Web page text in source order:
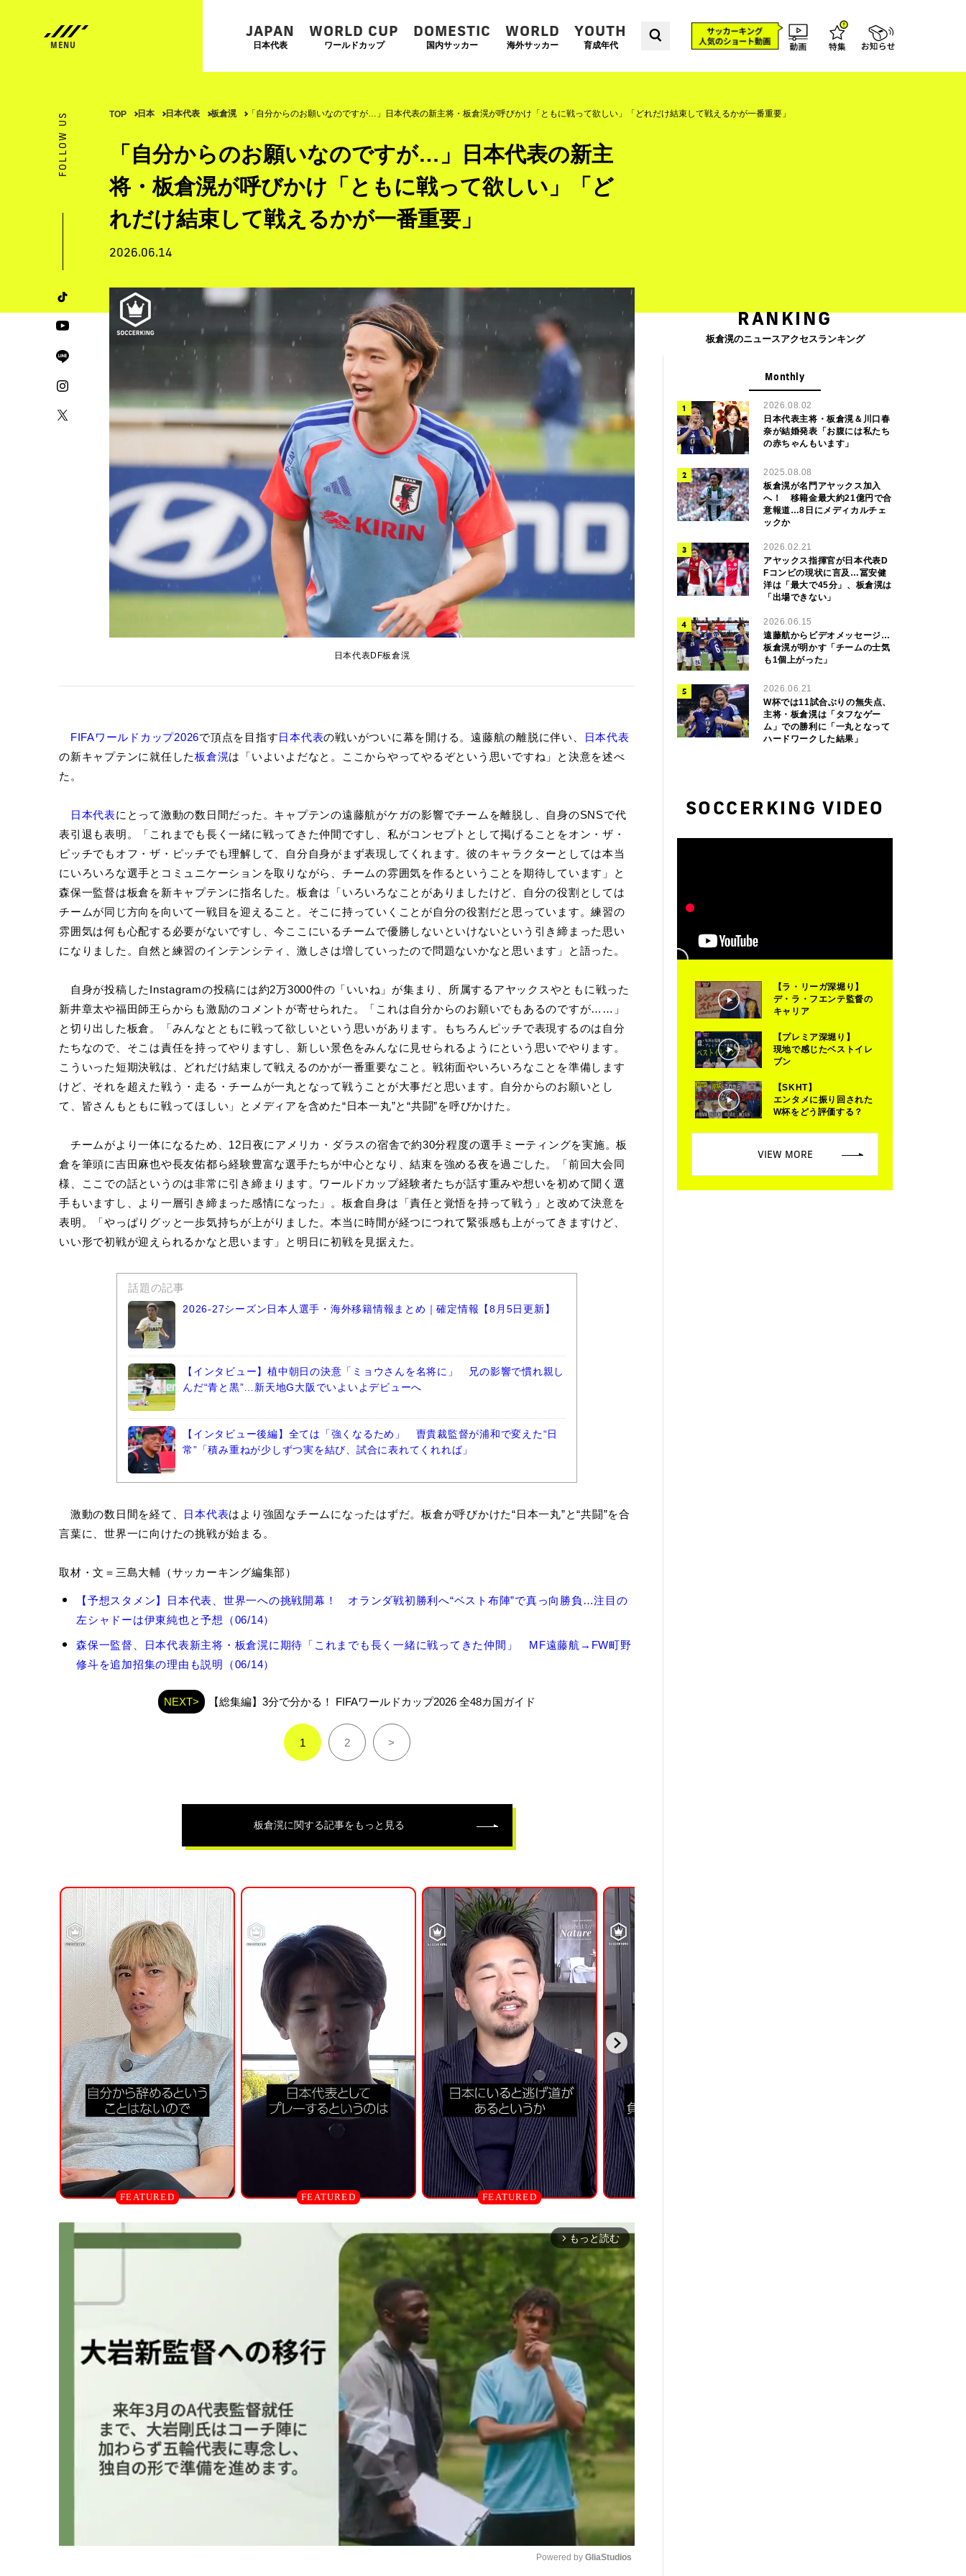
JAPAN
日本代表
WORLD CUP
ワールドカップ
DOMESTIC
国内サッカー
WORLD
海外サッカー
YOUTH
育成年代
FOLLOW US TOP 日本 日本代表 板倉滉 「自分からのお願いなのですが…」日本代表の新主将・板倉滉が呼びかけ「ともに戦って欲しい」「どれだけ結束して戦えるかが一番重要」
「自分からのお願いなのですが…」日本代表の新主
将・板倉滉が呼びかけ「ともに戦って欲しい」「ど
れだけ結束して戦えるかが一番重要」
2026.06.14
日本代表DF板倉滉
FIFAワールドカップ2026で頂点を目指す日本代表の戦いがついに幕を開ける。遠藤航の離脱に伴い、
日本代表
の新キャプテンに就任した板倉滉は「いよいよだなと。ここからやってやるぞという思いですね」と決意を述べ
た。
日本代表にとって激動の数日間だった。キャプテンの遠藤航がケガの影響でチームを離脱し、自身のSNSで代
表引退も表明。「これまでも長く一緒に戦ってきた仲間ですし、私がコンセプトとして掲げることをオン・ザ・
ピッチでもオフ・ザ・ピッチでも理解して、自分自身がまず表現してくれます。彼のキャラクターとしては本当
にいろいろな選手とコミュニケーションを取りながら、チームの雰囲気を作るということを期待しています」と
森保一監督は板倉を新キャプテンに指名した。板倉は「いろいろなことがありましたけど、自分の役割としては
チームが同じ方向を向いて一戦目を迎えること。そこに持っていくことが自分の役割だと思っています。練習の
雰囲気は何も心配する必要がないですし、今ここにいるチームで優勝しないといけないという引き締まった思い
になりました。自然と練習のインテンシティ、激しさは増していったので問題ないかなと思います」と語った。
自身が投稿したInstagramの投稿には約2万3000件の「いいね」が集まり、所属するアヤックスやともに戦った
新井章太や福田師王らからも激励のコメントが寄せられた。「これは自分からのお願いでもあるのですが……」
と切り出した板倉。「みんなとともに戦って欲しいという思いがあります。もちろんピッチで表現するのは自分
たちなので、そこは責任を持ってやりますし、新しい景色をみんなに見せられるようにという思いでやります。
こういった短期決戦は、どれだけ結束して戦えるのかが一番重要なこと。戦術面やいろいろなことを準備します
けど、それを超えた戦う・走る・チームが一丸となって戦うことが大事だと思います。自分からのお願いとし
て、皆さんもともに戦ってほしい」とメディアを含めた“日本一丸”と“共闘”を呼びかけた。
チームがより一体になるため、12日夜にアメリカ・ダラスの宿舎で約30分程度の選手ミーティングを実施。板
倉を筆頭に吉田麻也や長友佑都ら経験豊富な選手たちが中心となり、結束を強める夜を過ごした。「前回大会同
様、ここでの話というのは非常に引き締まります。ワールドカップ経験者たちが話す重みや想いを初めて聞く選
手もいますし、より一層引き締まった感情になった」。板倉自身は「責任と覚悟を持って戦う」と改めて決意を
表明。「やっぱりグッと一歩気持ちが上がりました。本当に時間が経つにつれて緊張感も上がってきますけど、
いい形で初戦が迎えられるかなと思います」と明日に初戦を見据えた。
話題の記事
2026-27シーズン日本人選手・海外移籍情報まとめ｜確定情報【8月5日更新】
【インタビュー】植中朝日の決意「ミョウさんを名将に」 兄の影響で慣れ親し
んだ“青と黒”…新天地G大阪でいよいよデビューへ
【インタビュー後編】全ては「強くなるため」 曺貴裁監督が浦和で変えた“日
常”「積み重ねが少しずつ実を結び、試合に表れてくれれば」
激動の数日間を経て、 日本代表はより強固なチームになったはずだ。板倉が呼びかけた“日本一丸”と“共闘”を合
言葉に、世界一に向けたの挑戦が始まる。
取材・文＝三島大輔（サッカーキング編集部）
板
の
【予想スタメン】日本代表、世界一への挑戦開幕！ オランダ戦初勝利へ“ベスト布陣”で真っ向勝負…注目の
左シャドーは伊東純也と予想（06/14）
森保一監督、日本代表新主将・板倉滉に期待「これまでも長く一緒に戦ってきた仲間」 MF遠藤航→FW町野
修斗を追加招集の理由も説明（06/14）
NEXT> 【総集編】3分で分かる！ FIFAワールドカップ2026 全48カ国ガイド
1 2 >
板倉滉に関する記事をもっと見る
arrow_forward_ios もっと読む
Powered by GliaStudios
RANKING
板倉滉のニュースアクセスランキング
Monthly
2026.08.02
日本代表主将・板倉滉＆川口春
奈が結婚発表「お腹には私たち
の赤ちゃんもいます」
2025.08.08
板倉滉が名門アヤックス加入
へ！ 移籍金最大約21億円で合
意報道…8日にメディカルチェ
ックか
2026.02.21
アヤックス指揮官が日本代表D
Fコンビの現状に言及…冨安健
洋は「最大で45分」、板倉滉は
「出場できない」
2026.06.15
遠藤航からビデオメッセージ…
板倉滉が明かす「チームの士気
も1個上がった」
2026.06.21
W杯では11試合ぶりの無失点、
主将・板倉滉は「タフなゲー
ム」での勝利に「一丸となって
ハードワークした結果」
SOCCERKING VIDEO
【ラ・リーガ深堀り】
デ・ラ・フエンテ監督の
キャリア
【プレミア深堀り】
現地で感じたベストイレ
ブン
【SKHT】
エンタメに振り回された
W杯をどう評価する？
VIEW MORE